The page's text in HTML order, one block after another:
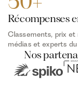
Récompenses
Classements, prix et
médias et experts
Nos